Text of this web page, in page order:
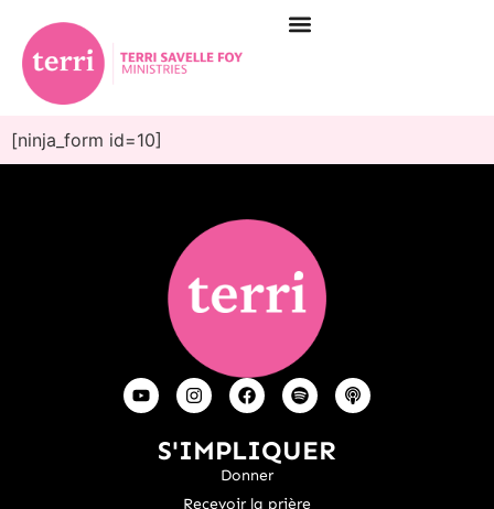
[ninja_form id=10]
S'IMPLIQUER
Donner
Recevoir la prière